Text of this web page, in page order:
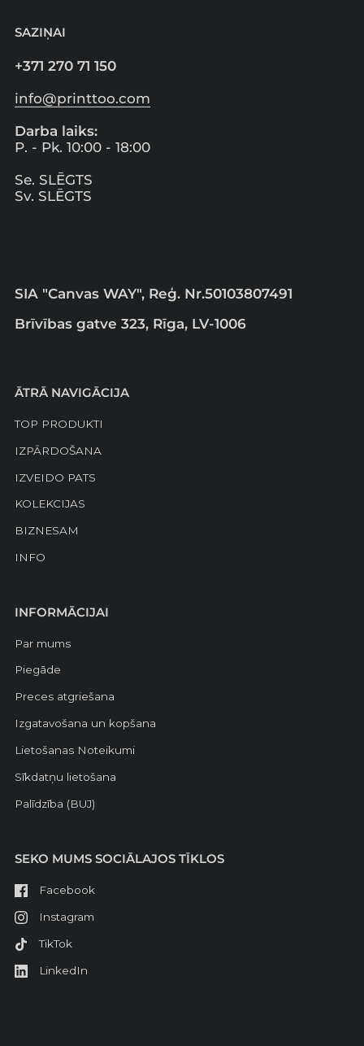
SAZIŅAI
+371 270 71 150
info@printtoo.com
Darba laiks:
P. - Pk. 10:00 - 18:00
Se. SLĒGTS
Sv. SLĒGTS
SIA "Canvas WAY", Reģ. Nr.50103807491
Brīvības gatve 323, Rīga, LV-1006
ĀTRĀ NAVIGĀCIJA
TOP PRODUKTI
IZPĀRDOŠANA
IZVEIDO PATS
KOLEKCIJAS
BIZNESAM
INFO
INFORMĀCIJAI
Par mums
Piegāde
Preces atgriešana
Izgatavošana un kopšana
Lietošanas Noteikumi
Sīkdatņu lietošana
Palīdzība (BUJ)
SEKO MUMS SOCIĀLAJOS TĪKLOS
Facebook
Instagram
TikTok
LinkedIn